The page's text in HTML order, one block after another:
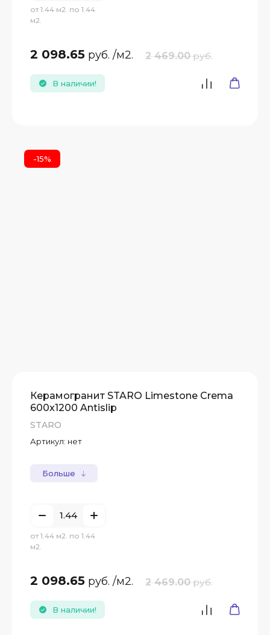
от 1.44 м2. по 1.44
м2.
2 098.65 руб. /м2. 2 469.00 руб.
В наличии!
-15%
Керамогранит STARO Limestone Crema
600x1200 Antislip
STARO
Артикул: нет
Больше
от 1.44 м2. по 1.44
м2.
2 098.65 руб. /м2. 2 469.00 руб.
В наличии!